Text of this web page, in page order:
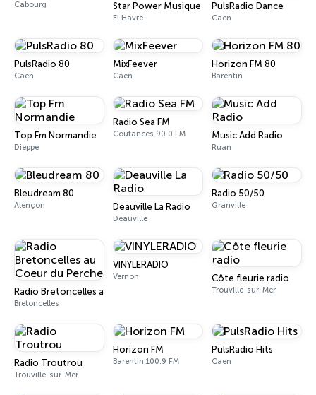
Cabourg Star Power Musique
El Havre
PulsRadio Dance
Caen
PulsRadio 80
Caen
MixFeever
Caen
Horizon FM 80
Barentin
Top Fm Normandie
Dieppe
Radio Sea FM
Coutances 90.0 FM Music Add Radio
Ruan
Bleudream 80
Alençon Deauville La Radio
Deauville
Radio 50/50
Granville
Radio Bretoncelles au Coeur du Perche
Bretoncelles
VINYLERADIO
Vernon Côte fleurie radio
Trouville-sur-Mer
Radio Troutrou
Trouville-sur-Mer
Horizon FM
Barentin 100.9 FM
PulsRadio Hits
Caen